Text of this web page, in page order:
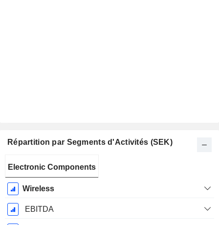
Répartition par Segments d'Activités (SEK)
Fiscale:
Décembre
Electronic Components
Wireless
EBITDA